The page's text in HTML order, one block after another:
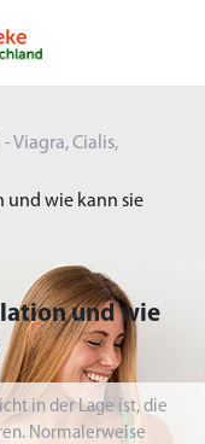
Viagra, Cialis,
und wie kann sie
und wie
in der Lage ist, die
Normalerweise